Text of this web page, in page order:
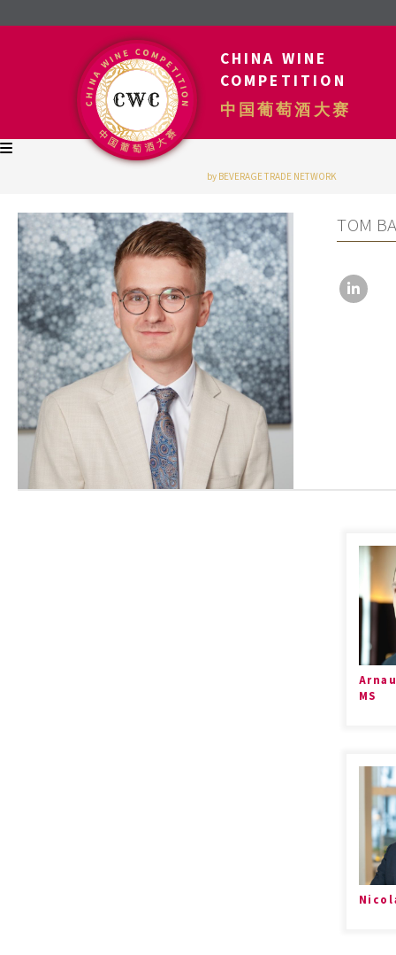
CHINA WINE
COMPETITION
中国葡萄酒大赛
by BEVERAGE TRADE NETWORK
TOM
MS